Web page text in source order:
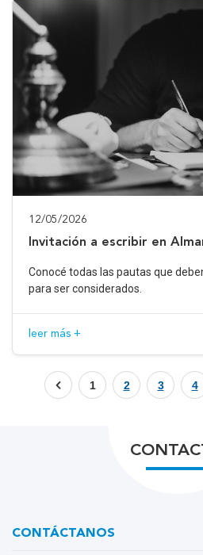
12/05/2026
Invitación a escribir en
Conocé todas las pautas que
para ser considerados.
leer más +
1 2 3 4
CONTÁCTANOS